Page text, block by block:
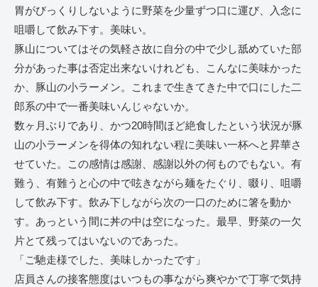
胃がびっくりしないように野菜を少量ずつ口に運び、入念に
咀嚼して飲み下す。美味い。
豚山についてはその気軽さ故に自分の中で少し舐めていた部
分があった事は否定出来ないけれども、こんなに美味かった
か、豚山の小ラーメン。これまで生きてきた中で口にした二
郎系の中で一番美味いんじゃないか。
数ヶ月ぶりであり、かつ20時間ほど絶食したという状況が豚
山の小ラーメンを得体の知れない程に美味い一杯へと昇華さ
せていた。この感情は感謝、感謝以外の何ものでもない。有
難う、有難うと心の中で呟きながら麺をたぐり、啜り、咀嚼
して飲み下す。飲み下しながら次の一口のために箸を動か
す。あっという間に丼の中は空になった。最早、野菜の一欠
片とて残ってはいないのであった。
「ご馳走様でした、美味しかったです」
店員さんの接客態度はいつもの事ながら爽やかで丁寧で気持